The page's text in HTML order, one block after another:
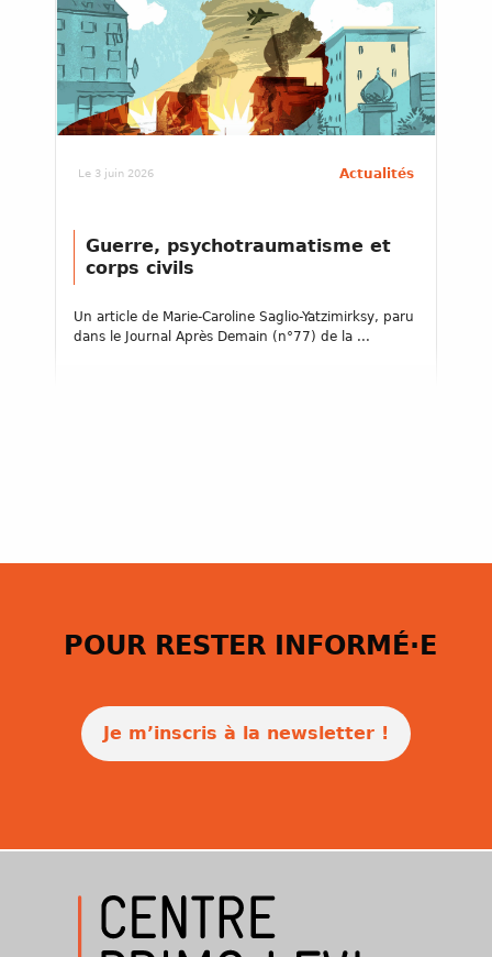
Le 3 juin 2026 Actualités
Guerre, psychotraumatisme et
corps civils
Un article de Marie-Caroline Saglio-Yatzimirksy, paru
dans le Journal Après Demain (n°77) de la ...
POUR RESTER INFORMÉ·E
Je m’inscris à la newsletter !